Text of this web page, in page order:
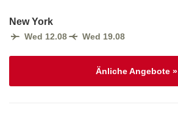
New York
Wed 12.08 Wed 19.08
Änliche Angebote »